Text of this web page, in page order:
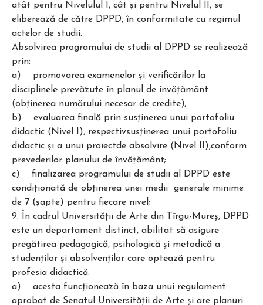
atât pentru Nivelulul I, cât şi pentru Nivelul II, se
eliberează de către DPPD, în conformitate cu regimul
actelor de studii.
Absolvirea programului de studii al DPPD se realizează
prin:
a) promovarea examenelor și verificărilor la
disciplinele prevăzute în planul de învățământ
(obținerea numărului necesar de credite);
b) evaluarea finală prin susținerea unui portofoliu
didactic (Nivel I), respectivsusținerea unui portofoliu
didactic și a unui proiectde absolvire (Nivel II),conform
prevederilor planului de învățământ;
c) finalizarea programului de studii al DPPD este
condiționată de obținerea unei medii generale minime
de 7 (șapte) pentru fiecare nivel;
9. În cadrul Universităţii de Arte din Tîrgu-Mureş, DPPD
este un departament distinct, abilitat să asigure
pregătirea pedagogică, psihologică şi metodică a
studenţilor şi absolvenţilor care optează pentru
profesia didactică.
a) acesta funcţionează în baza unui regulament
aprobat de Senatul Universităţii de Arte şi are planuri